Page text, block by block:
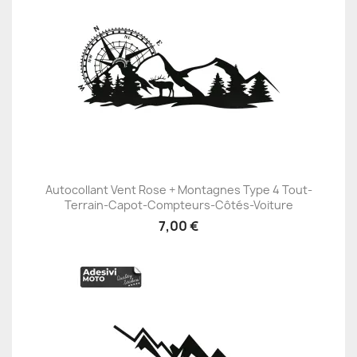
Autocollant Vent Rose + Montagnes Type 4 Tout-
Terrain-Capot-Compteurs-Côtés-Voiture
7,00 €